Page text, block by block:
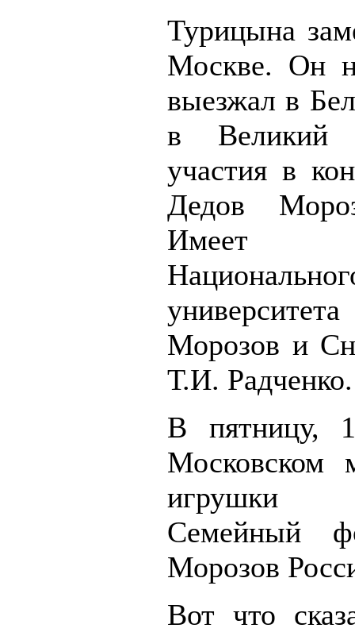
Турицына
Москве. Он
выезжал в
в Великий
участия в
Дедов
Имеет
Морозов и
Т.И. Радченко.
В пятницу,
Московском
игрушки
Семейный
Морозов
Вот что